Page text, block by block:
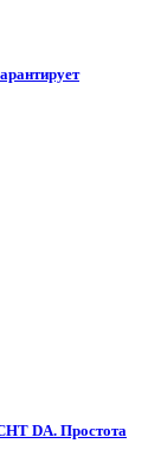
DA. Простота